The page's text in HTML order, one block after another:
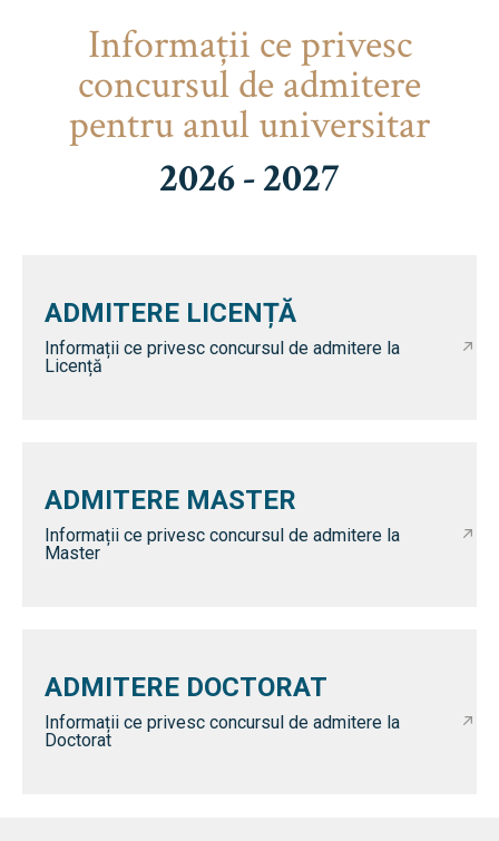
Informaţii ce privesc
concursul de admitere
pentru anul universitar
2026 - 2027
ADMITERE LICENȚĂ
Informații ce privesc concursul de admitere la
Licență
ADMITERE MASTER
Informații ce privesc concursul de admitere la
Master
ADMITERE DOCTORAT
Informații ce privesc concursul de admitere la
Doctorat